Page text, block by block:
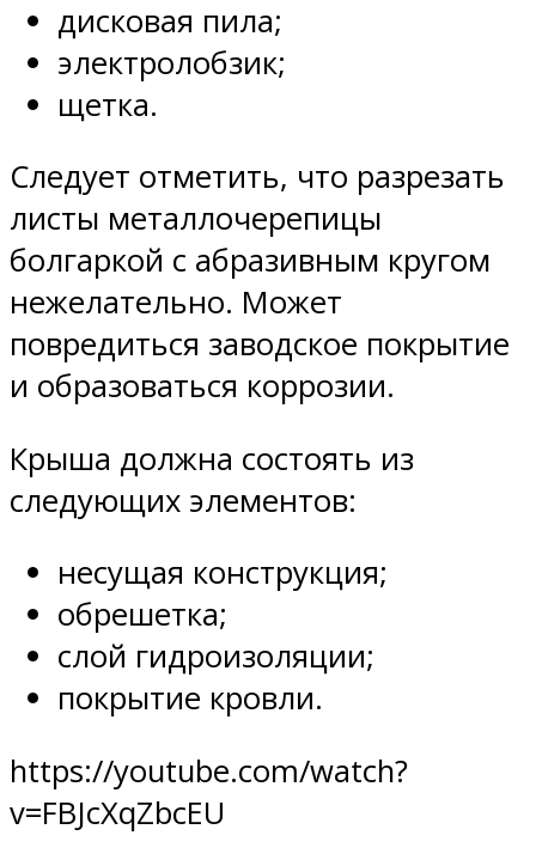
дисковая пила;
электролобзик;
щетка.
Следует отметить, что разрезать
листы металлочерепицы
болгаркой с абразивным кругом
нежелательно. Может
повредиться заводское покрытие
и образоваться коррозии.
Крыша должна состоять из
следующих элементов:
несущая конструкция;
обрешетка;
слой гидроизоляции;
покрытие кровли.
https://youtube.com/watch?
v=FBJcXqZbcEU